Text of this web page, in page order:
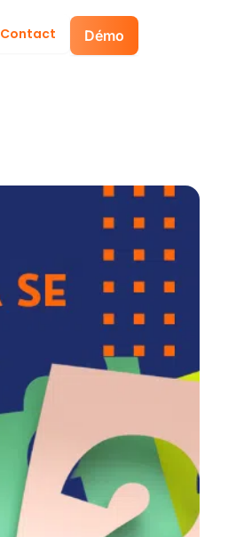
Contact Démo